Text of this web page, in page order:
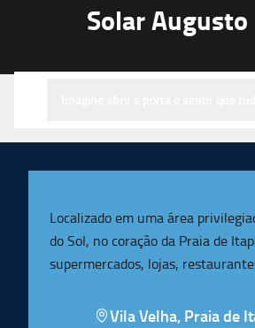
Solar Augusto
Localizado em uma área
do Sol, no coração da Praia de
supermercados, lojas,
Vila Velha,Praia de